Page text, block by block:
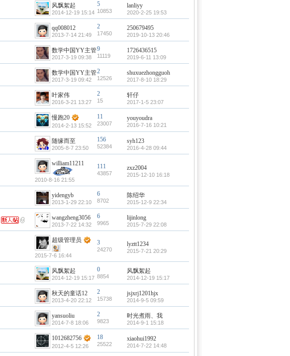
风飘絮起
2014-12-19 15:14
5
10853
lanliyy
2020-2-25 19:53
qq008012
2013-7-14 21:49
2
17450
250679495
2019-10-13 20:46
数学中国YY主管
2017-3-19 09:38
9
11119
1726436515
2019-6-11 13:09
数学中国YY主管
2017-3-19 09:42
2
12526
shuxuezhongguoh
2017-8-10 18:29
叶家伟
2016-3-21 13:27
2
15
轩仔
2017-1-5 23:07
慢跑20
2014-2-13 15:52
11
23007
youyoudra
2016-7-16 10:21
随缘而至
2005-8-7 23:50
156
52384
syh123
2016-4-28 09:44
william11211
2010-8-16 21:55
111
43857
zxz2004
2015-12-10 16:18
yidengyb
2013-1-29 22:10
6
8702
陈绍华
2015-12-9 22:34
wangzheng3056
2013-7-22 14:32
6
9965
lijinlong
2015-7-29 22:08
超级管理员
2015-7-6 16:44
3
24270
lyztt1234
2015-7-21 20:29
风飘絮起
2014-12-19 15:17
0
8854
风飘絮起
2014-12-19 15:17
秋天的童话12
2013-4-20 22:12
2
15738
jsjxrj1201hjx
2014-9-5 09:59
yansuoliu
2014-7-8 18:06
2
9823
时光煮雨、我
2014-9-1 15:18
1012682756
2012-4-5 12:26
18
25522
xiaohui1992
2014-7-22 14:48